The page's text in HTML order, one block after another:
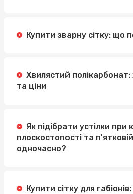
Купити зварну сітку: що
Хвилястий
та ціни
Як підібрати устілки при
плоскостопості та
одночасно?
Купити сітку для